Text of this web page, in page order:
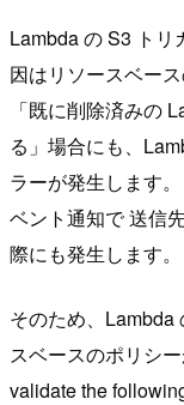
Lambda の S3 ト
因はリソースベー
「既に削除済みの
る」場合にも、
ラーが発生します
ベント通知で 送信
際にも発生します。
そのため、Lambda
スベースのポリシ
validate the